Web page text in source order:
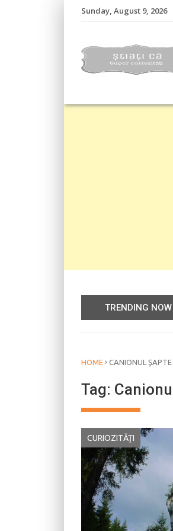
Sunday, August 9, 2026
TRENDING NOW
HOME › CANIONUL ŞAPTE
Tag:
CURIOZITĂŢI